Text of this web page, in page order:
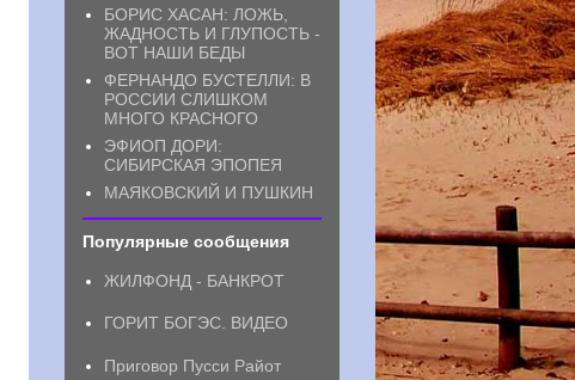
БОРИС ХАСАН: ЛОЖЬ,
ЖАДНОСТЬ И ГЛУПОСТЬ -
ВОТ НАШИ БЕДЫ
ФЕРНАНДО БУСТЕЛЛИ: В
РОССИИ СЛИШКОМ
МНОГО КРАСНОГО
ЭФИОП ДОРИ:
СИБИРСКАЯ ЭПОПЕЯ
МАЯКОВСКИЙ И ПУШКИН
Популярные сообщения
ЖИЛФОНД - БАНКРОТ
ГОРИТ БОГЭС. ВИДЕО
Приговор Пусси Райот